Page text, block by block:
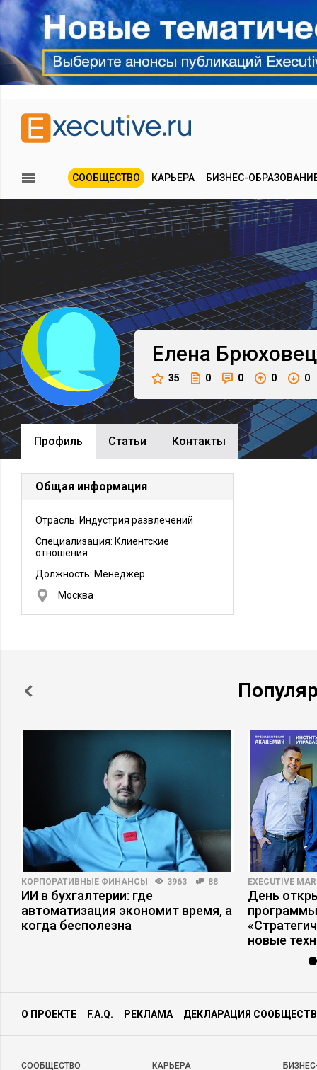
СООБЩЕСТВО КАРЬЕРА БИЗНЕС-
Елена
35 0 0 0 0
Профиль Cтатьи Контакты
Общая информация
Отрасль: Индустрия развлечений
Специализация: Клиентские
отношения
Должность: Менеджер
Москва
КОРПОРАТИВНЫЕ ФИНАНСЫ 3963 88
ИИ в бухгалтерии: где
автоматизация экономит время, а
когда бесполезна
EXECUTIVE
День
новые
О ПРОЕКТЕ F.A.Q. РЕКЛАМА ДЕКЛАРАЦИЯ
CООБЩЕСТВО КАРЬЕРА